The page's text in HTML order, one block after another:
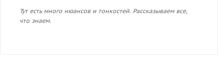
Тут есть много нюансов и тонкостей. Рассказываем все,
что знаем.